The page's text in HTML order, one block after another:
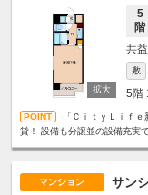
5
階
敷
5階
「ＣｉｔｙＬｉｆ
貸！ 設備も分譲並の設備充実
マンション サン